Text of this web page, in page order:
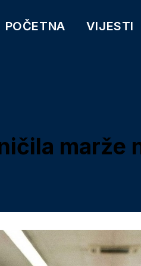
POČETNA VIJESTI
marže